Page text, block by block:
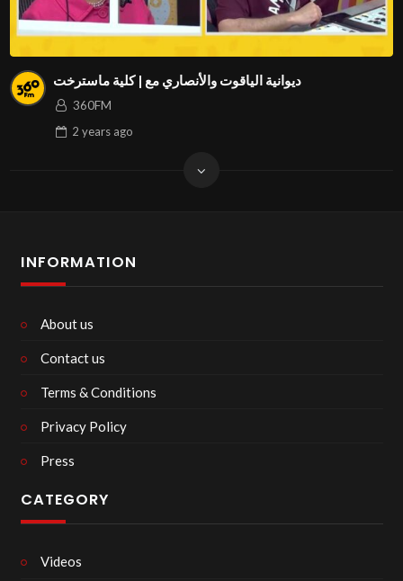
ديوانية الياقوت والأنصاري مع | كلية ماسترخت
360FM
2 yearsago
INFORMATION
About us
Contact us
Terms & Conditions
Privacy Policy
Press
CATEGORY
Videos